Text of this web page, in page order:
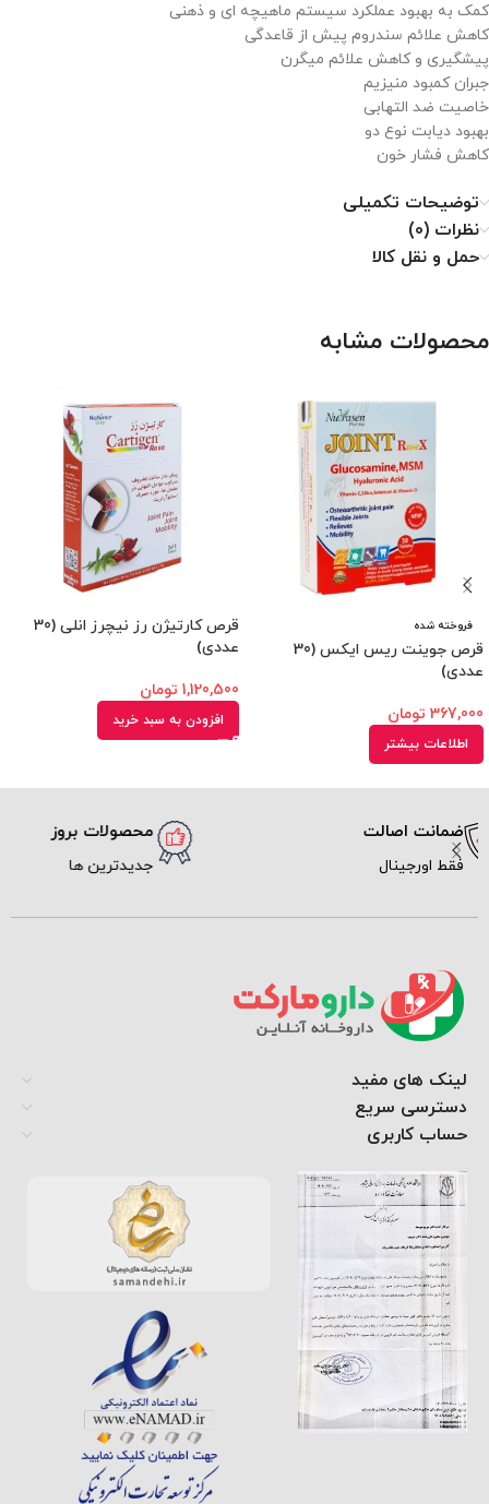
کمک به بهبود عملکرد سیستم ماهیچه ای و ذهنی
کاهش علائم سندروم پیش از قاعدگی
پیشگیری و کاهش علائم میگرن
جبران کمبود منیزیم
خاصیت ضد التهابی
بهبود دیابت نوع دو
کاهش فشار خون
توضیحات تکمیلی
نظرات (0)
حمل و نقل کالا
محصولات مشابه
فروخته شده
قرص جوینت ریس ایکس (30
عددی)
367,000 تومان
اطلاعات بیشتر
قرص کارتیژن رز نیچرز انلی (30
عددی)
1,120,500 تومان
افزودن به سبد خرید
محصولات بروز
جدیدترین ها
ارسال سریع
پیک و پست
لینک های مفید
دسترسی سریع
حساب کاربری